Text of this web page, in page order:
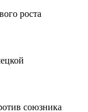
роста
союзника